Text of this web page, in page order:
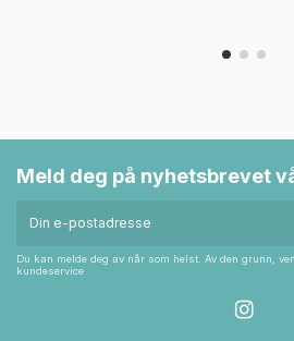
Meld deg på nyhetsbrevet
Du kan melde deg av når som helst. Av den grunn,
kundeservice